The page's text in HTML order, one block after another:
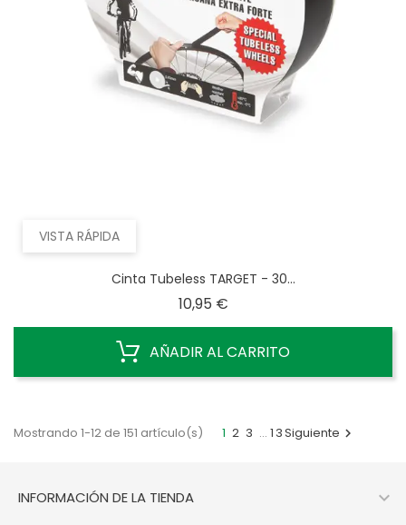
VISTA RÁPIDA
Cinta Tubeless TARGET - 30...
10,95 €Precio
AÑADIR AL CARRITO
Mostrando 1-12 de 151 artículo(s) 1 2 3 … 13Siguiente 
INFORMACIÓN DE LA TIENDA 